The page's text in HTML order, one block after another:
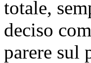
totale,
deciso
parere sul